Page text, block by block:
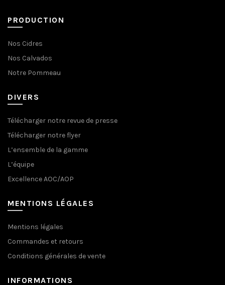
PRODUCTION
Nos Cidres
Nos Calvados
Notre Pommeau
DIVERS
Télécharger notre revue de presse
Télécharger notre flyer
L’ensemble de la gamme
L’équipe
Excellence AOC/AOP
MENTIONS LÉGALES
Mentions légales
Commandes et retours
Conditions générales de vente
INFORMATIONS